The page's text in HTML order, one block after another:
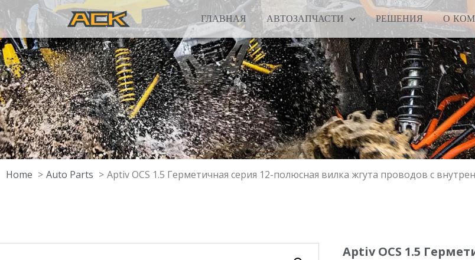
ГЛАВНАЯ АВТОЗАПЧАСТИ РЕШЕНИЯ О
Home Auto Parts Aptiv OCS 1.5 Герметичная серия 12-полюсная вилка жгута проводов с
Aptiv OCS 1.5